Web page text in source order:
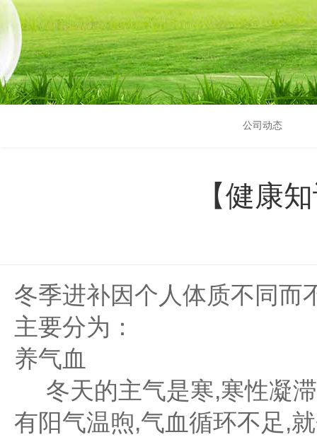
公司动态
【健康
冬季进补因个人体质不同而
主要分为：
养气血
冬天的主气是寒,寒性凝滞
有阳气温煦,气血循环不足,